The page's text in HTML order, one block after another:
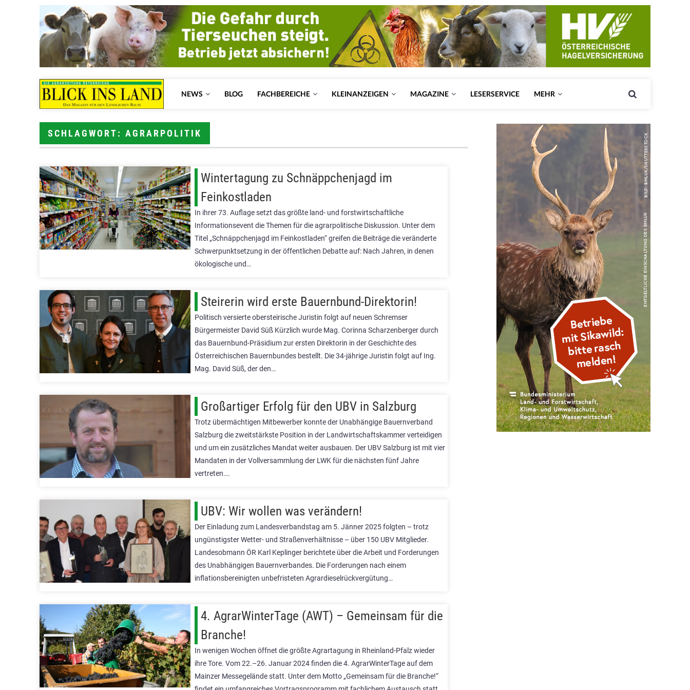
NEWS BLOG FACHBEREICHE KLEINANZEIGEN MAGAZINE LESERSERVICE MEHR
SCHLAGWORT: AGRARPOLITIK
Wintertagung zu Schnäppchenjagd im
Feinkostladen
In ihrer 73. Auflage setzt das größte land- und forstwirtschaftliche
Informationsevent die Themen für die agrarpolitische Diskussion. Unter dem
Titel „Schnäppchenjagd im Feinkostladen“ greifen die Beiträge die veränderte
Schwerpunktsetzung in der öffentlichen Debatte auf: Nach Jahren, in denen
ökologische und…
Steirerin wird erste Bauernbund-Direktorin!
Politisch versierte obersteirische Juristin folgt auf neuen Schremser
Bürgermeister David Süß Kürzlich wurde Mag. Corinna Scharzenberger durch
das Bauernbund-Präsidium zur ersten Direktorin in der Geschichte des
Österreichischen Bauernbundes bestellt. Die 34-jährige Juristin folgt auf Ing.
Mag. David Süß, der den…
Großartiger Erfolg für den UBV in Salzburg
Trotz übermächtigen Mitbewerber konnte der Unabhängige Bauernverband
Salzburg die zweitstärkste Position in der Landwirtschaftskammer verteidigen
und um ein zusätzliches Mandat weiter ausbauen. Der UBV Salzburg ist mit vier
Mandaten in der Vollversammlung der LWK für die nächsten fünf Jahre
vertreten….
UBV: Wir wollen was verändern!
Der Einladung zum Landesverbandstag am 5. Jänner 2025 folgten – trotz
ungünstigster Wetter- und Straßenverhältnisse – über 150 UBV Mitglieder.
Landesobmann ÖR Karl Keplinger berichtete über die Arbeit und Forderungen
des Unabhängigen Bauernverbandes. Die Forderungen nach einem
inflationsbereinigten unbefristeten Agrardieselrückvergütung…
4. AgrarWinterTage (AWT) – Gemeinsam für die
Branche!
In wenigen Wochen öffnet die größte Agrartagung in Rheinland-Pfalz wieder
ihre Tore. Vom 22.–26. Januar 2024 finden die 4. AgrarWinterTage auf dem
Mainzer Messegelände statt. Unter dem Motto „Gemeinsam für die Branche!“